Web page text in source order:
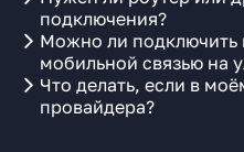
подключения?
Можно ли подключить
мобильной связью на
Что делать, если в
провайдера?